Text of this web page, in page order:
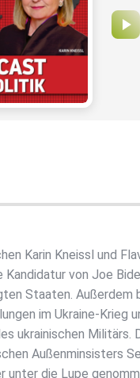
Karin Kneissl und
von Joe
Staaten. Außerdem
im Ukraine-Krieg
ukrainischen Militärs.
Außenminsisters
unter die Lupe